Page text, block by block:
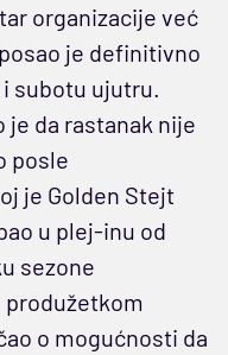
organizacije već
je definitivno
subotu ujutru.
je da rastanak nije
posle
je Golden Stejt
u plej-inu od
sezone
produžetkom
o mogućnosti da